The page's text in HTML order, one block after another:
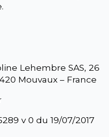
Lehembre SAS, 26
Mouvaux – France
v 0 du 19/07/2017